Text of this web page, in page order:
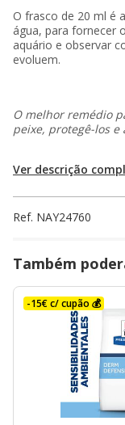
O frasco de 20 ml é
água, para fornecer
aquário e observar
evoluem.
O melhor remédio
peixe, protegê-los
Ver descrição
Ref. NAY24760
Também
-15€ c/ cupão 💰